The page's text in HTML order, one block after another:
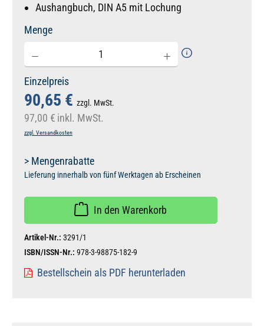
Aushangbuch, DIN A5 mit Lochung
Menge
Einzelpreis
90,65 € zzgl. MwSt.
97,00 € inkl. MwSt.
zzgl. Versandkosten
> Mengenrabatte
Lieferung innerhalb von fünf Werktagen ab Erscheinen
In den Warenkorb
Artikel-Nr.: 3291/1
ISBN/ISSN-Nr.: 978-3-98875-182-9
Bestellschein als PDF herunterladen